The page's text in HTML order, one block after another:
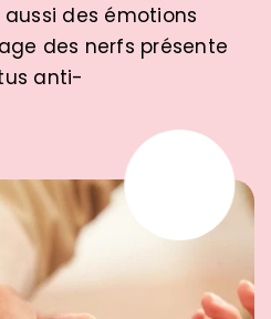
des émotions
des nerfs présente
anti-